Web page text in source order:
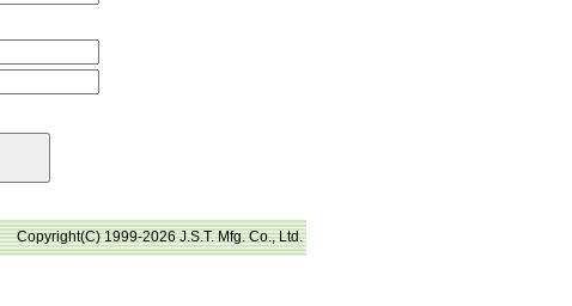
Copyright(C) 1999-2026 J.S.T. Mfg. Co., Ltd.